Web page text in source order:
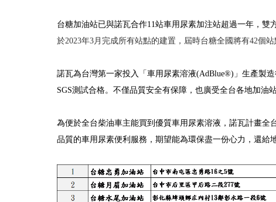
台糖加油站已與諾瓦合作11站車用尿素加注站超過一年，
於2023年3月完成所有站點的建置，屆時台糖全國將有42個
諾瓦為台灣第一家投入「車用尿素溶液(AdBlue®) 」生產製
SGS測試合格。不僅品質安全有保障，也廣受全台各地加油
為便於全台柴油車主能買到優質車用尿素溶液，諾瓦計畫全
品質的車用尿素便利服務，期望能為環保盡一份心力，還給